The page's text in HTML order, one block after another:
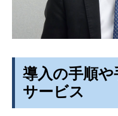
導入の手順や
サービス